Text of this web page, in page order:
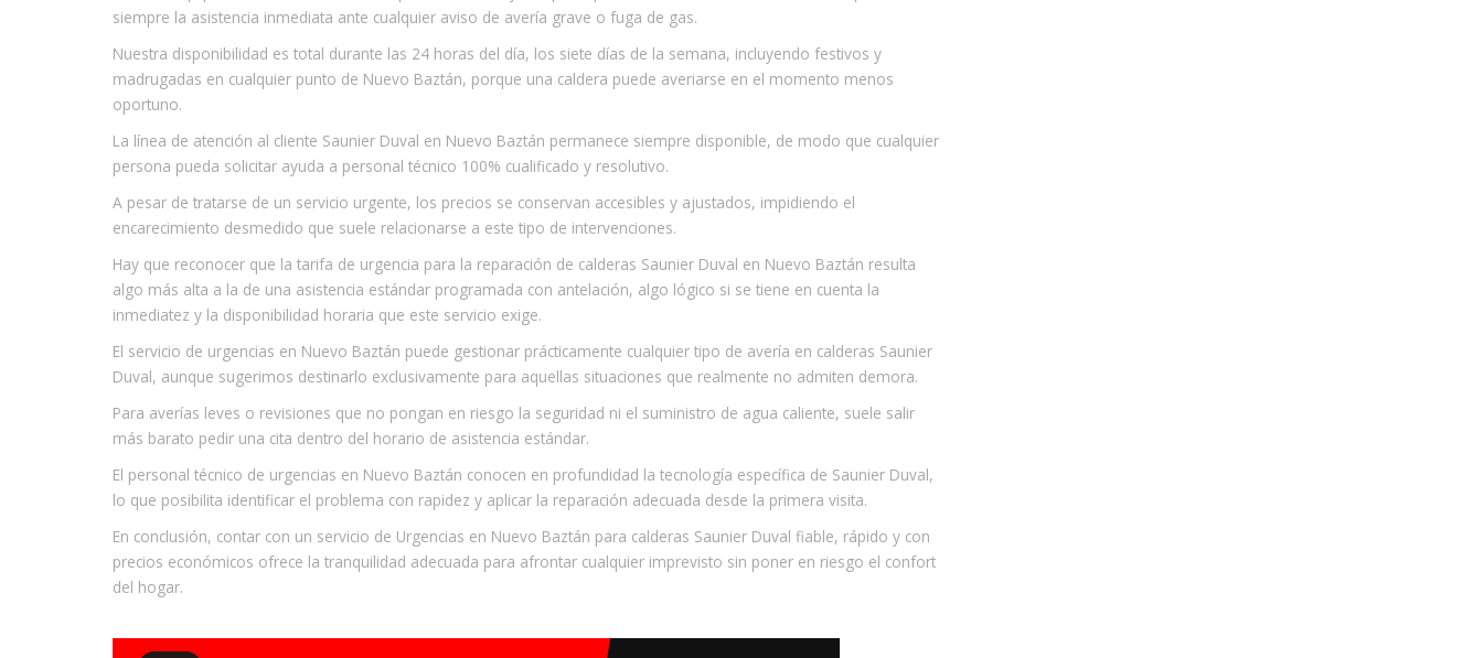
siempre la asistencia inmediata ante cualquier aviso de avería grave o fuga de gas.
Nuestra disponibilidad es total durante las 24 horas del día, los siete días de la semana, incluyendo festivos y
madrugadas en cualquier punto de Nuevo Baztán, porque una caldera puede averiarse en el momento menos
oportuno.
La línea de atención al cliente Saunier Duval en Nuevo Baztán permanece siempre disponible, de modo que cualquier
persona pueda solicitar ayuda a personal técnico 100% cualificado y resolutivo.
A pesar de tratarse de un servicio urgente, los precios se conservan accesibles y ajustados, impidiendo el
encarecimiento desmedido que suele relacionarse a este tipo de intervenciones.
Hay que reconocer que la tarifa de urgencia para la reparación de calderas Saunier Duval en Nuevo Baztán resulta
algo más alta a la de una asistencia estándar programada con antelación, algo lógico si se tiene en cuenta la
inmediatez y la disponibilidad horaria que este servicio exige.
El servicio de urgencias en Nuevo Baztán puede gestionar prácticamente cualquier tipo de avería en calderas Saunier
Duval, aunque sugerimos destinarlo exclusivamente para aquellas situaciones que realmente no admiten demora.
Para averías leves o revisiones que no pongan en riesgo la seguridad ni el suministro de agua caliente, suele salir
más barato pedir una cita dentro del horario de asistencia estándar.
El personal técnico de urgencias en Nuevo Baztán conocen en profundidad la tecnología específica de Saunier Duval,
lo que posibilita identificar el problema con rapidez y aplicar la reparación adecuada desde la primera visita.
En conclusión, contar con un servicio de Urgencias en Nuevo Baztán para calderas Saunier Duval fiable, rápido y con
precios económicos ofrece la tranquilidad adecuada para afrontar cualquier imprevisto sin poner en riesgo el confort
del hogar.